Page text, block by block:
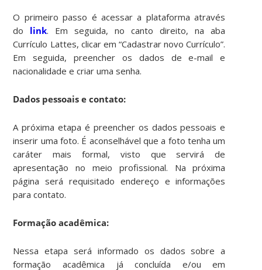
O primeiro passo é acessar a plataforma através
do link. Em seguida, no canto direito, na aba
Currículo Lattes, clicar em “Cadastrar novo Currículo”.
Em seguida, preencher os dados de e-mail e
nacionalidade e criar uma senha.
Dados pessoais e contato:
A próxima etapa é preencher os dados pessoais e
inserir uma foto. É aconselhável que a foto tenha um
caráter mais formal, visto que servirá de
apresentação no meio profissional. Na próxima
página será requisitado endereço e informações
para contato.
Formação acadêmica:
Nessa etapa será informado os dados sobre a
formação acadêmica já concluída e/ou em